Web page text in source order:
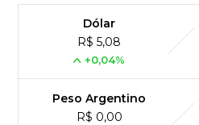
Dólar
R$ 5,08
+0,04%
Peso Argentino
R$ 0,00